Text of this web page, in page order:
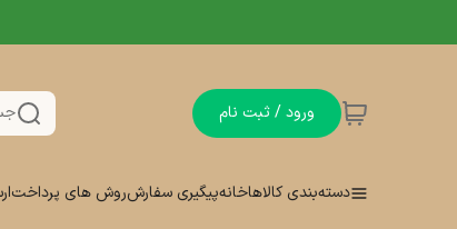
ورود / ثبت نام
دسته‌بندی کالاهاخانهپیگیری سفارشروش های پرداخت